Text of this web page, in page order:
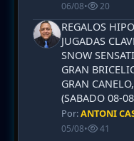
06/08• 20
REGALOS
JUGADAS
SNOW
GRAN
GRAN
(SABADO 08-
Por:ANTONI
05/08• 41